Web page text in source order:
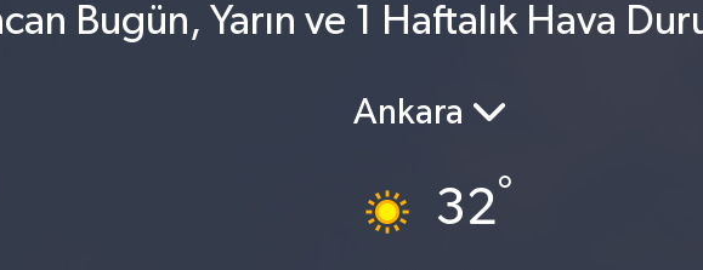
Bugün, Yarın ve 1 Haftalık Hava
Ankara
32°